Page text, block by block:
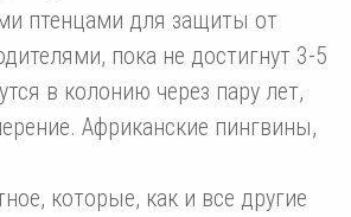
птенцами для защиты от
пока не достигнут 3-5
в колонию через пару лет,
Африканские пингвины,
которые, как и все другие